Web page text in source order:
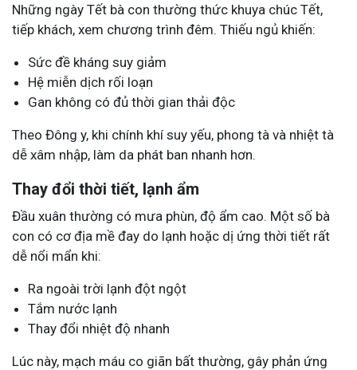
Những ngày Tết bà con thường thức khuya chúc Tết,
tiếp khách, xem chương trình đêm. Thiếu ngủ khiến:
Sức đề kháng suy giảm
Hệ miễn dịch rối loạn
Gan không có đủ thời gian thải độc
Theo Đông y, khi chính khí suy yếu, phong tà và nhiệt tà
dễ xâm nhập, làm da phát ban nhanh hơn.
Thay đổi thời tiết, lạnh ẩm
Đầu xuân thường có mưa phùn, độ ẩm cao. Một số bà
con có cơ địa mề đay do lạnh hoặc dị ứng thời tiết rất
dễ nổi mẩn khi:
Ra ngoài trời lạnh đột ngột
Tắm nước lạnh
Thay đổi nhiệt độ nhanh
Lúc này, mạch máu co giãn bất thường, gây phản ứng